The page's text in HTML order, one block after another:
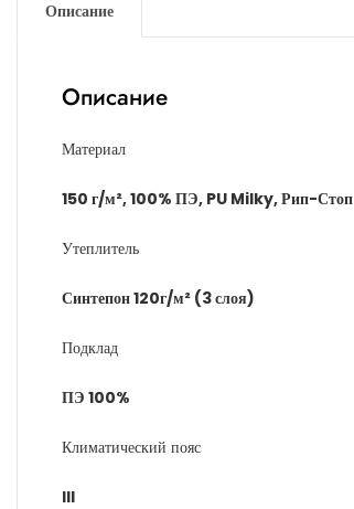
Описание
Описание
Материал
150 г/м², 100% ПЭ, PU Milky, Рип-Стоп
Утеплитель
Синтепон 120г/м² (3 слоя)
Подклад
ПЭ 100%
Климатический пояс
III